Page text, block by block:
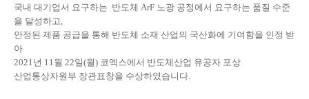
국내 대기업서 요구하는 반도체 ArF 노광 공정에서 요구하는 품질 수준
을 달성하고,
안정된 제품 공급을 통해 반도체 소재 산업의 국산화에 기여함을 인정 받
아
2021년 11월 22일(월) 코엑스에서 반도체산업 유공자 포상
산업통상자원부 장관표창을 수상하였습니다.